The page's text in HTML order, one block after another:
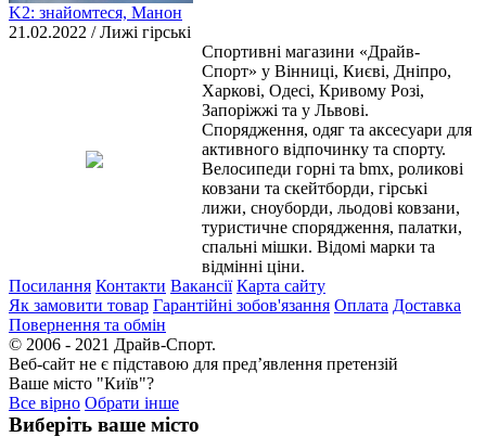
K2: знайомтеся, Манон
21.02.2022 / Лижі гірські
Спортивні магазини «Драйв-
Спорт» у Вінниці, Києві, Дніпро,
Харкові, Одесі, Кривому Розі,
Запоріжжі та у Львові.
Спорядження, одяг та аксесуари для
активного відпочинку та спорту.
Велосипеди горні та bmx, роликові
ковзани та скейтборди, гірські
лижи, сноуборди, льодові ковзани,
туристичне спорядження, палатки,
спальні мішки. Відомі марки та
відмінні ціни.
Посилання Контакти Вакансії Карта сайту
Як замовити товар Гарантійні зобов'язання Оплата Доставка
Повернення та обмін
© 2006 - 2021 Драйв-Спорт.
Веб-сайт не є підставою для пред’явлення претензій
Ваше місто "Київ"?
Все вірно Обрати інше
Виберіть ваше місто